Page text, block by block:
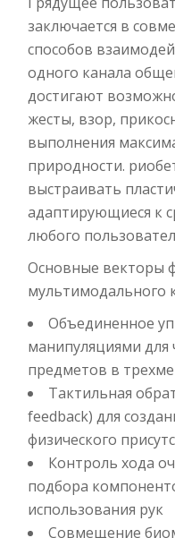
заключается в
способов
одного канала
достигают
жесты, взор,
выполнения
природности.
выстраивать
адаптирующиеся к
любого
Основные векторы
мультимодального
Объединенное
манипуляциями для
предметов в
Тактильная
feedback) для
физического
Контроль хода
подбора
использования рук
Совмещение